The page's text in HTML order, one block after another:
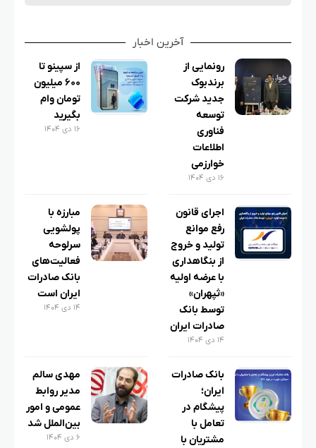
آخرین اخبار
رونمایی از
برندبوک
جدید شرکت
توسعه
فناوری
اطلاعات
خوارزمی
۱۶ دی ۱۴۰۴
از سپینو تا
۶۰۰ میلیون
تومان وام
بگیرید
۱۶ دی ۱۴۰۴
اجرای قانون
رفع موانع
تولید و خروج
از بنگاهداری
با عرضه اولیه
«ثپهران»
توسط بانک
صادرات ایران
۱۴ دی ۱۴۰۴
مبارزه با
پولشویی
سرلوحه
فعالیت‌های
بانک صادرات
ایران است
۱۴ دی ۱۴۰۴
بانک صادرات
ایران؛
پیشگام در
تعامل با
مشتریان با
مهدی سالم
مدیر روابط
عمومی و امور
بین‌الملل شد
۶ دی ۱۴۰۴